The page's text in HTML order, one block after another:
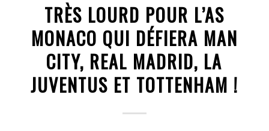
TRÈS LOURD POUR L’AS
MONACO QUI DÉFIERA MAN
CITY, REAL MADRID, LA
JUVENTUS ET TOTTENHAM !